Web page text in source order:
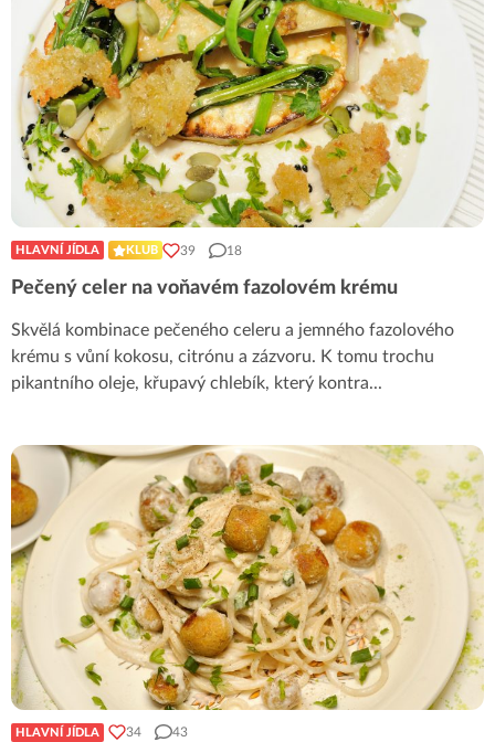
HLAVNÍ JÍDLA KLUB 39 18
Pečený celer na voňavém fazolovém krému
Skvělá kombinace pečeného celeru a jemného fazolového
krému s vůní kokosu, citrónu a zázvoru. K tomu trochu
pikantního oleje, křupavý chlebík, který kontra...
HLAVNÍ JÍDLA 34 43